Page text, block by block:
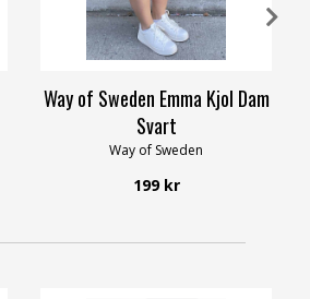
Way of Sweden Emma Kjol Dam
Svart
Way of Sweden
199 kr